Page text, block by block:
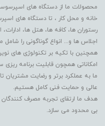
محصولات ما از دستگاه های
خانه و محل کار ، تا دستگاه های
رستوران ها، کافه ها، هتل ها،
اجلاس ها و... انواع گوناگونی را
همچنین با تکیه بر تکنولوژی های
امکاناتی همچون قابلیت برنامه
ما به عملکرد برتر و رضایت
عالی و حمایت فنی کامل هستیم.
هدف ما ارتقای تجربه مصرف
بی محدود می سازد.